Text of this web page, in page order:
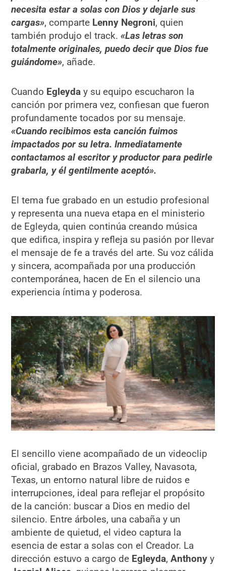
necesita estar a solas con Dios y dejarle sus
cargas», comparte Lenny Negroni, quien
también produjo el track.«Las letras son
totalmente originales, puedo decir que Dios fue
guiándome», añade.
Cuando Egleyda y su equipo escucharon la
canción por primera vez, confiesan que fueron
profundamente tocados por su mensaje.
«Cuando recibimos esta canción fuimos
impactados por su letra. Inmediatamente
contactamos al escritor y productor para pedirle
grabarla, y él gentilmente aceptó».
El tema fue grabado en un estudio profesional
y representa una nueva etapa en el ministerio
de Egleyda, quien continúa creando música
que edifica, inspira y refleja su pasión por llevar
el mensaje de fe a través del arte. Su voz cálida
y sincera, acompañada por una producción
contemporánea, hacen de En el silencio una
experiencia íntima y poderosa.
El sencillo viene acompañado de un videoclip
oficial, grabado en Brazos Valley, Navasota,
Texas, un entorno natural libre de ruidos e
interrupciones, ideal para reflejar el propósito
de la canción: buscar a Dios en medio del
silencio. Entre árboles, una cabaña y un
ambiente de quietud, el video captura la
esencia de estar a solas con el Creador. La
dirección estuvo a cargo de Egleyda,Anthonyy